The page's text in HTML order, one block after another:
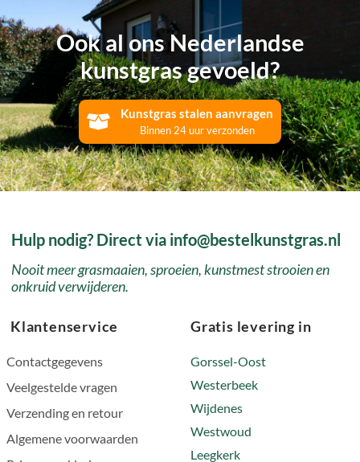
Ook al ons Nederlandse
kunstgras gevoeld?
Kunstgras stalen aanvragen
Binnen 24 uur verzonden
Hulp nodig? Direct via info@bestelkunstgras.nl
Nooit meer grasmaaien, sproeien, kunstmest strooien en
onkruid verwijderen.
Klantenservice
Contactgegevens
Veelgestelde vragen
Verzending en retour
Algemene voorwaarden
Gratis levering in
Gorssel-Oost
Westerbeek
Wijdenes
Westwoud
Leegkerk